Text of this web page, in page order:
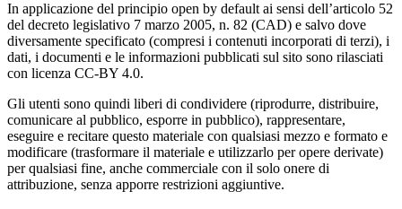
In applicazione del principio open by default ai sensi dell’articolo 52
del decreto legislativo 7 marzo 2005, n. 82 (CAD) e salvo dove
diversamente specificato (compresi i contenuti incorporati di terzi), i
dati, i documenti e le informazioni pubblicati sul sito sono rilasciati
con licenza CC-BY 4.0.
Gli utenti sono quindi liberi di condividere (riprodurre, distribuire,
comunicare al pubblico, esporre in pubblico), rappresentare,
eseguire e recitare questo materiale con qualsiasi mezzo e formato e
modificare (trasformare il materiale e utilizzarlo per opere derivate)
per qualsiasi fine, anche commerciale con il solo onere di
attribuzione, senza apporre restrizioni aggiuntive.